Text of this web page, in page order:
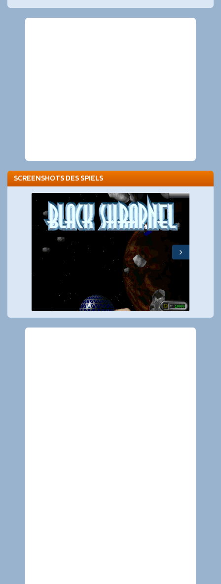
SCREENSHOTS DES SPIELS